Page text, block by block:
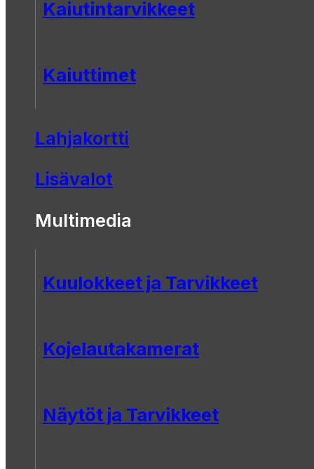
Kaiutintarvikkeet
Kaiuttimet
Lahjakortti
Lisävalot
Multimedia
Kuulokkeet ja Tarvikkeet
Kojelautakamerat
Näytöt ja Tarvikkeet